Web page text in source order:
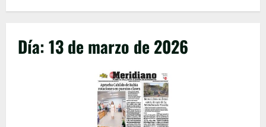
Día:13 de marzo de 2026